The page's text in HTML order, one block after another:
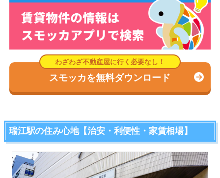
スモッカを無料ダウンロード
瑞江駅の住み心地【治安・利便性・家賃相場】